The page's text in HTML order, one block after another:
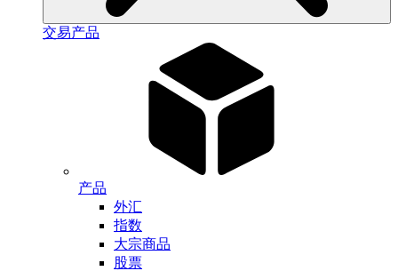
交易产品
产品
外汇
指数
大宗商品
股票